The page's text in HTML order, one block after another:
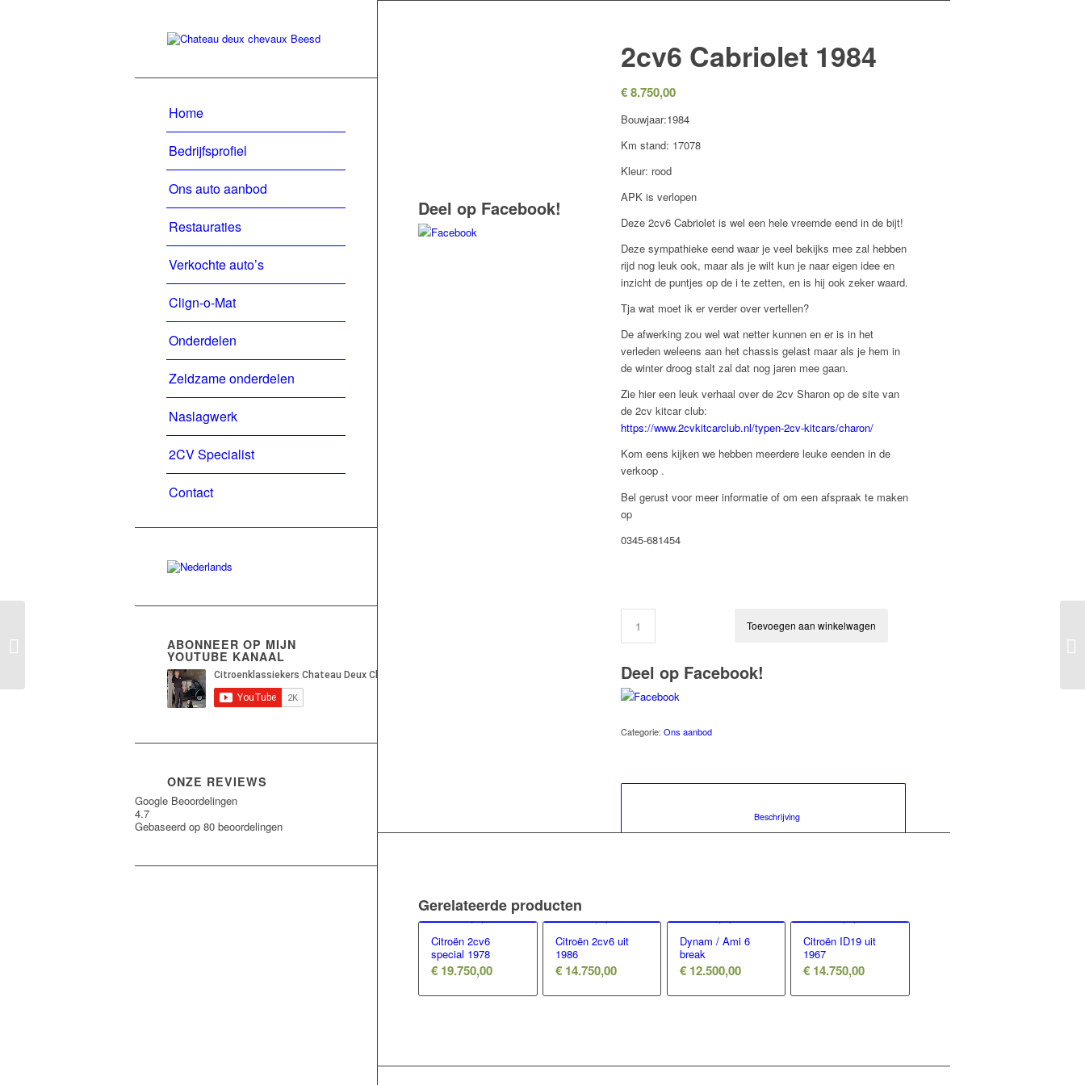
Home
Bedrijfsprofiel
Ons auto aanbod
Restauraties
Verkochte auto’s
Clign-o-Mat
Onderdelen
Zeldzame onderdelen
Naslagwerk
2CV Specialist
Contact
ABONNEER OP MIJN
YOUTUBE KANAAL
ONZE REVIEWS
Google Beoordelingen
4.7
Gebaseerd op 80 beoordelingen
Deel op Facebook!
2cv6 Cabriolet 1984
€8.750,00
Bouwjaar:1984
Km stand: 17078
Kleur: rood
APK is verlopen
Deze 2cv6 Cabriolet is wel een hele vreemde eend in de bijt!
Deze sympathieke eend waar je veel bekijks mee zal hebben
rijd nog leuk ook, maar als je wilt kun je naar eigen idee en
inzicht de puntjes op de i te zetten, en is hij ook zeker waard.
Tja wat moet ik er verder over vertellen?
De afwerking zou wel wat netter kunnen en er is in het
verleden weleens aan het chassis gelast maar als je hem in
de winter droog stalt zal dat nog jaren mee gaan.
Zie hier een leuk verhaal over de 2cv Sharon op de site van
de 2cv kitcar club:
https://www.2cvkitcarclub.nl/typen-2cv-kitcars/charon/
Kom eens kijken we hebben meerdere leuke eenden in de
verkoop .
Bel gerust voor meer informatie of om een afspraak te maken
op
0345-681454
Toevoegen aan winkelwagen
Deel op Facebook!
Categorie: Ons aanbod
						Beschrijving
Gerelateerde producten
Citroën 2cv6
special 1978
€ 19.750,00
Citroën 2cv6 uit
1986
€14.750,00
Dynam / Ami 6
break
€12.500,00
Citroën ID19 uit
1967
€ 14.750,00